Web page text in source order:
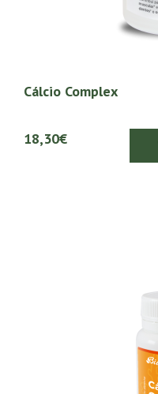
Cálcio Complex
18,30€